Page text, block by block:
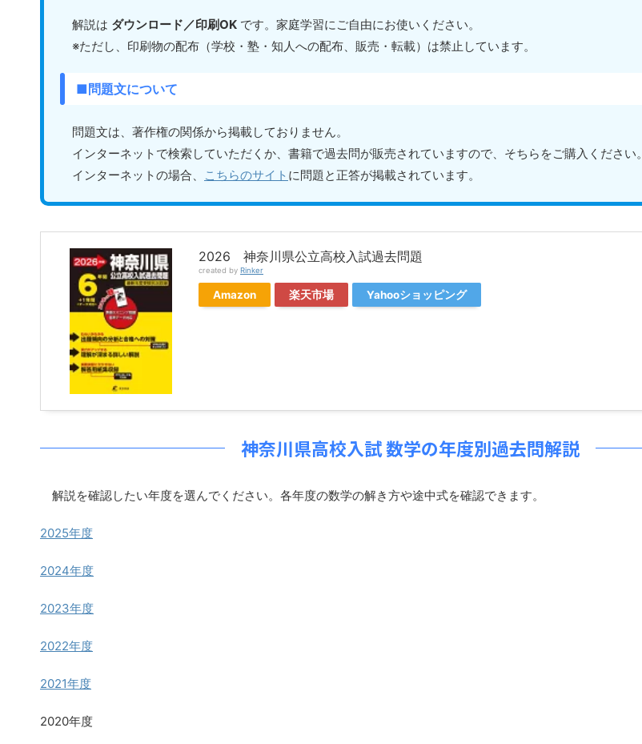
解説は ダウンロード／印刷OK です。家庭学習にご自由にお使いください。
※ただし、印刷物の配布（学校・塾・知人への配布、販売・転載）は禁止しています。
■問題文について
問題文は、著作権の関係から掲載しておりません。
インターネットで検索していただくか、書籍で過去問が販売されていますので、そちらをご購入ください。
インターネットの場合、
こちらのサイト に問題と正答が掲載されています。
2026 神奈川県公立高校入試過去問題
created by Rinker
Amazon 楽天市場 Yahooショッピング
神奈川県高校入試 数学の年度別過去問解説
解説を確認したい年度を選んでください。各年度の数学の解き方や途中式を確認できます。
2025年度
2024年度
2023年度
2022年度
2021年度
2020年度